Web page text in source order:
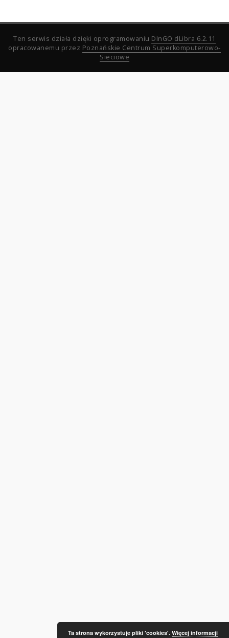
Ten serwis działa dzięki oprogramowaniu DInGO dLibra 6.2.11
opracowanemu przez Poznańskie Centrum Superkomputerowo-
Sieciowe
Ta strona wykorzystuje pliki 'cookies'. Więcej informacji